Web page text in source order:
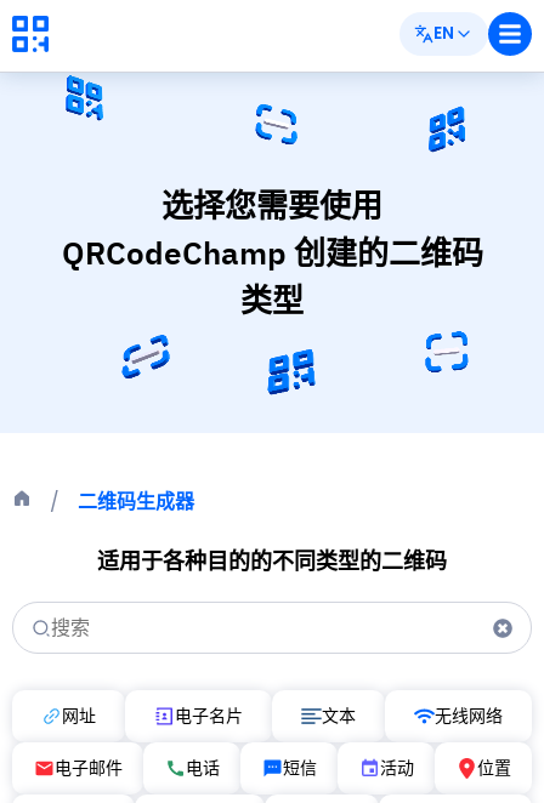
EN
选择您需要使用
QRCodeChamp 创建的二维码
类型
二维码生成器
适用于各种目的的不同类型的二维码
网址 电子名片 文本 无线网络
电子邮件 电话 短信 活动 位置